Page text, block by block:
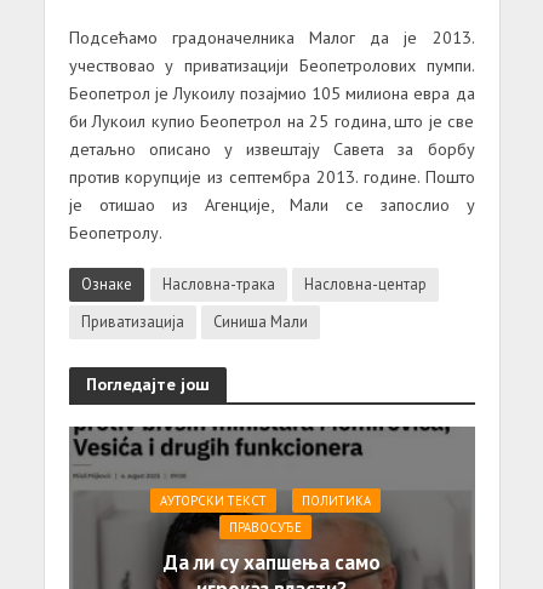
Подсећамо градоначелника Малог да је 2013.
учествовао у приватизацији Беопетролових пумпи.
Беопетрол је Лукоилу позајмио 105 милиона евра да
би Лукоил купио Беопетрол на 25 година, што је све
детаљно описано у извештају Савета за борбу
против корупције из септембра 2013. године. Пошто
је отишао из Агенције, Мали се запослио у
Беопетролу.
Ознаке Насловна-трака
Насловна-центар
Приватизација
Синиша Мали
Погледајте још
АУТОРСКИ ТЕКСТ
ПОЛИТИКА
ПРАВОСУЂЕ
Да ли су хапшења само